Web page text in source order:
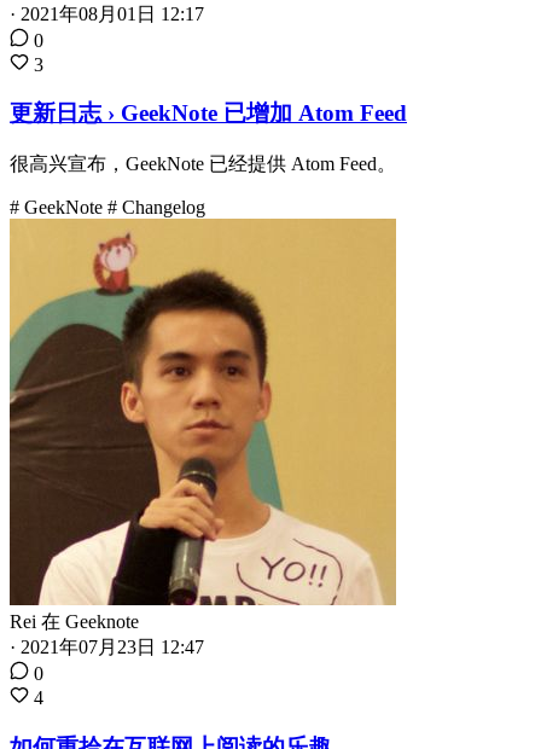
· 2021年08月01日 12:17
0
3
更新日志 › GeekNote 已增加 Atom Feed
很高兴宣布，GeekNote 已经提供 Atom Feed。
# GeekNote # Changelog
Rei 在 Geeknote
· 2021年07月23日 12:47
0
4